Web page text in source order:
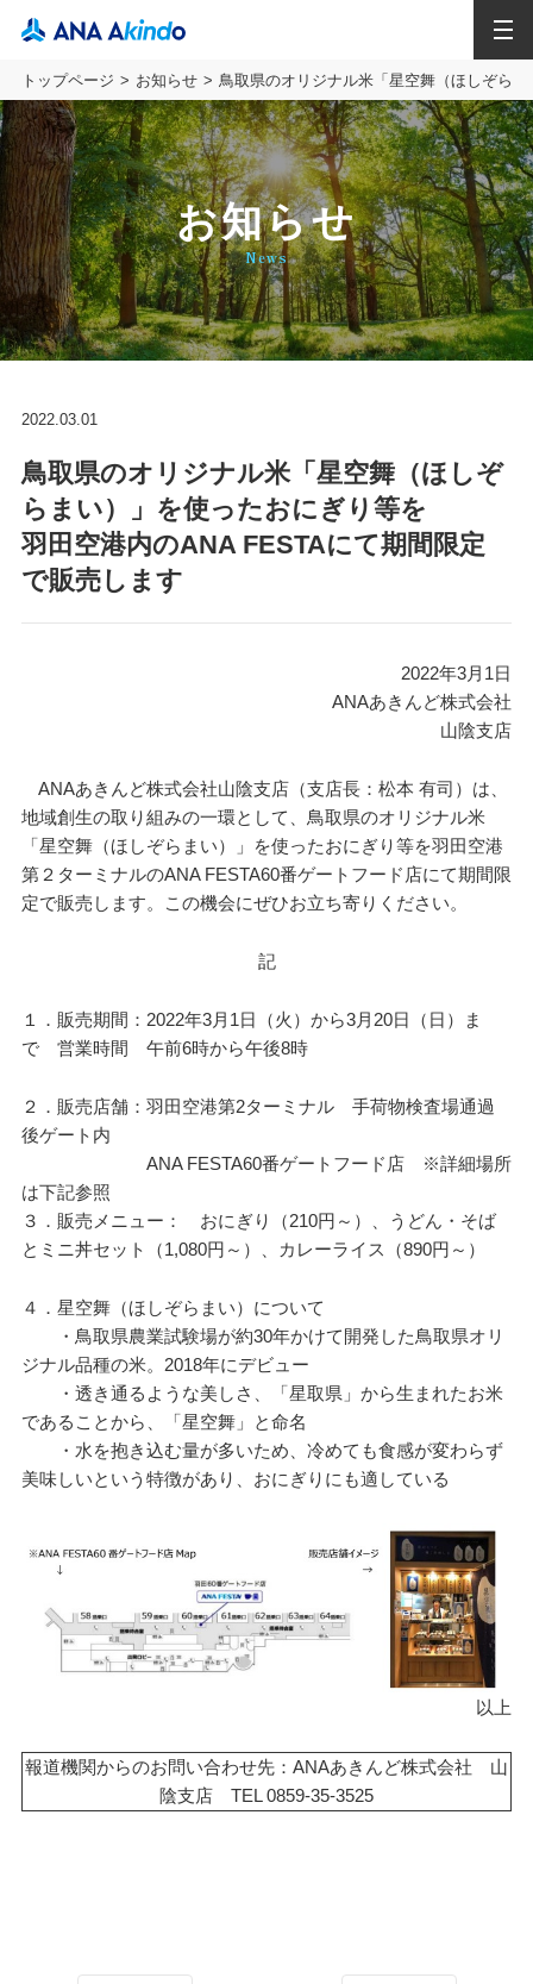
トップページ お知らせ 鳥取県のオリジナル米「星空舞（ほしぞら
お知らせ
News
2022.03.01
鳥取県のオリジナル米「星空舞（ほしぞ
らまい）」を使ったおにぎり等を
羽田空港内のANA FESTAにて期間限定
で販売します
2022年3月1日
ANAあきんど株式会社
山陰支店
ANAあきんど株式会社山陰支店（支店長：松本 有司）は、
地域創生の取り組みの一環として、鳥取県のオリジナル米
「星空舞（ほしぞらまい）」を使ったおにぎり等を羽田空港
第２ターミナルのANA FESTA60番ゲートフード店にて期間限
定で販売します。この機会にぜひお立ち寄りください。
記
１．販売期間：2022年3月1日（火）から3月20日（日）ま
で 営業時間 午前6時から午後8時
２．販売店舗：羽田空港第2ターミナル 手荷物検査場通過
後ゲート内
ANA FESTA60番ゲートフード店 ※詳細場所
は下記参照
３．販売メニュー： おにぎり（210円～）、うどん・そば
とミニ丼セット（1,080円～）、カレーライス（890円～）
４．星空舞（ほしぞらまい）について
・鳥取県農業試験場が約30年かけて開発した鳥取県オリ
ジナル品種の米。2018年にデビュー
・透き通るような美しさ、「星取県」から生まれたお米
であることから、「星空舞」と命名
・水を抱き込む量が多いため、冷めても食感が変わらず
美味しいという特徴があり、おにぎりにも適している
以上
報道機関からのお問い合わせ先：ANAあきんど株式会社 山
陰支店 TEL 0859-35-3525